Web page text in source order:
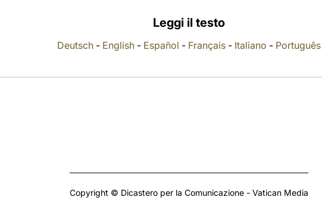
Leggi il testo
Deutsch- English- Español - Français- Italiano - Português
Copyright © Dicastero per la Comunicazione - Vatican Media